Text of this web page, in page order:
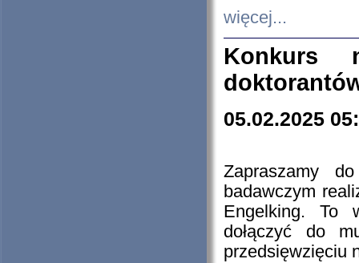
więcej...
Konkurs
05.02.2025
Zapraszamy
badawczym
Engelking. To
dołączyć do
przedsięwzięciu